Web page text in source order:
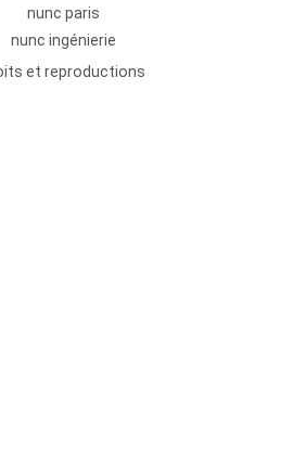
nunc paris
nunc ingénierie
et reproductions